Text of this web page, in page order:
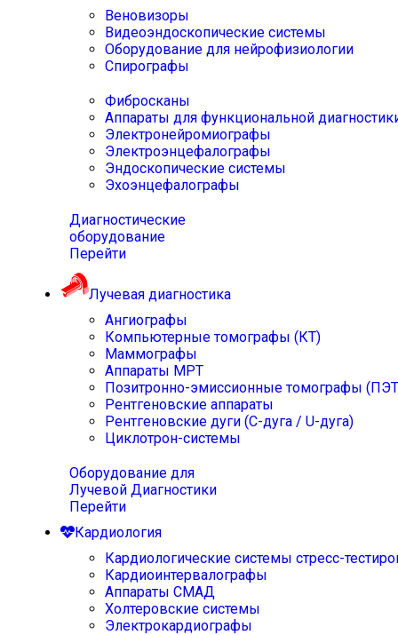
Веновизоры
Видеоэндоскопические системы
Оборудование для нейрофизиологии
Спирографы
Фибросканы
Аппараты для функциональной
Электронейромиографы
Электроэнцефалографы
Эндоскопические системы
Эхоэнцефалографы
Диагностические
оборудование
Перейти
Лучевая диагностика
Ангиографы
Компьютерные томографы (КТ)
Маммографы
Аппараты МРТ
Позитронно-эмиссионные томографы
Рентгеновские аппараты
Рентгеновские дуги (С-дуга / U-дуга)
Циклотрон-системы
Оборудование для
Лучевой Диагностики
Перейти
Кардиология
Кардиологические системы стресс-
Кардиоинтервалографы
Аппараты СМАД
Холтеровские системы
Электрокардиографы